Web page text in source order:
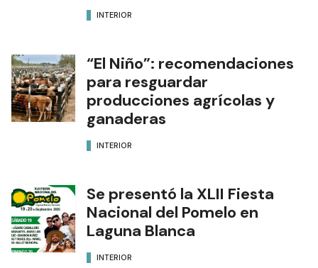
INTERIOR
“El Niño”: recomendaciones
para resguardar
producciones agrícolas y
ganaderas
INTERIOR
Se presentó la XLII Fiesta
Nacional del Pomelo en
Laguna Blanca
INTERIOR